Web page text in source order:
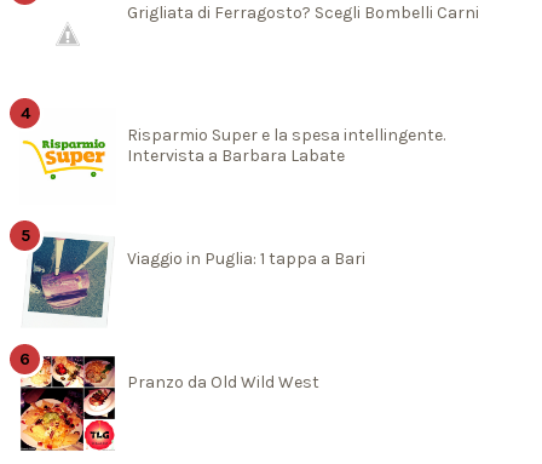
Grigliata di Ferragosto? Scegli Bombelli Carni
Risparmio Super e la spesa intellingente.
Intervista a Barbara Labate
Viaggio in Puglia: 1 tappa a Bari
Pranzo da Old Wild West